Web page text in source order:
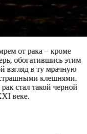
от рака – кроме
обогатившись этим
взгляд в ту мрачную
клешнями.
стал такой черной
веке.